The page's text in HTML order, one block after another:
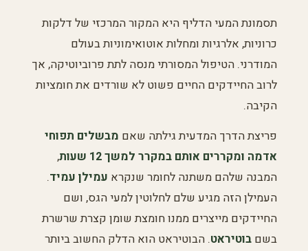
תסמונת המעי הדליף היא המקור המרכזי של דלקות
כרוניות, אלרגיות ומחלות אוטואימוניות בעולם
המודרני. הטיפול המסורתי מנסה לתת פרוביוטיקה, אך
לרוב החיידקים החיים פשוט לא שורדים את חומציות
הקיבה.
פריצת הדרך המדעית גילתה שאם מבשלים תפוחי
אדמה ומקררים אותם במקרר למשך 12 שעות
,
המבנה שלהם משתנה לחומר שנקרא עמילן עמיד.
העמילן הזה מגיע שלם לחלוטין למעי הגס, ושם
החיידקים מייצרים ממנו חומצת שומן קצרת שרשרת
בשם בוטיראט. הבוטיראט הוא הדלק החשוב ביותר